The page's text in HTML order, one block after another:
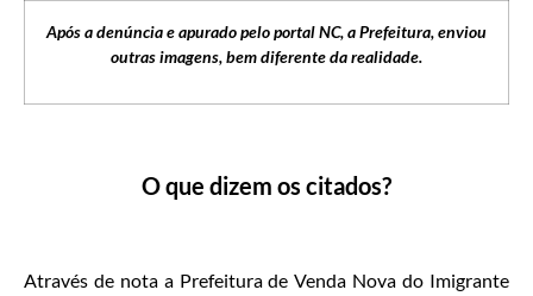
Após a denúncia e apurado pelo portal NC, a Prefeitura, enviou
outras imagens, bem diferente da realidade.
O que dizem os citados?
Através de nota a Prefeitura de Venda Nova do Imigrante